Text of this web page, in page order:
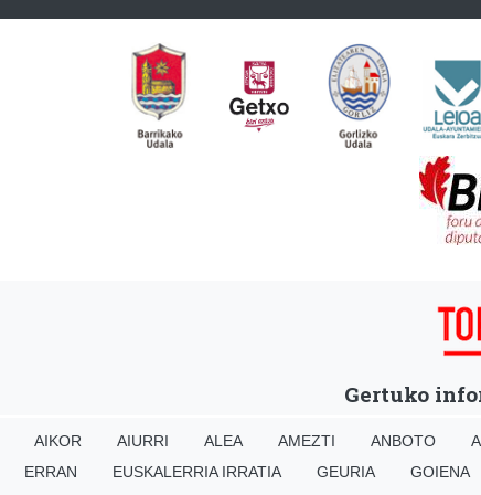
Gertuko
AIKOR AIURRI ALEA AMEZTI ANBOTO
ERRAN EUSKALERRIA IRRATIA GEURIA GOIENA